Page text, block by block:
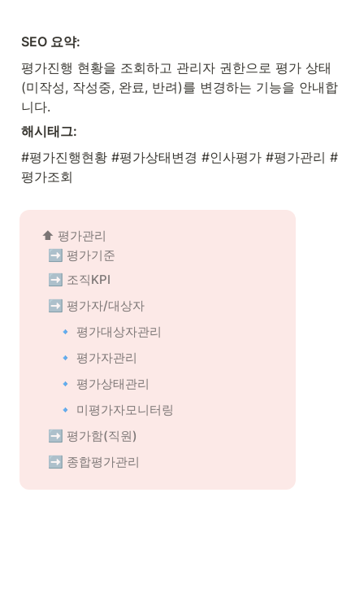
SEO 요약:
평가진행 현황을 조회하고 관리자 권한으로 평가 상태
(미작성, 작성중, 완료, 반려)를 변경하는 기능을 안내합
니다.
해시태그:
#평가진행현황 #평가상태변경 #인사평가 #평가관리 #
평가조회
⬆️ 평가관리
➡️ 평가기준
➡️ 조직KPI
➡️ 평가자/대상자
🔹 평가대상자관리
🔹 평가자관리
🔹 평가상태관리
🔹 미평가자모니터링
➡️ 평가함(직원)
➡️ 종합평가관리